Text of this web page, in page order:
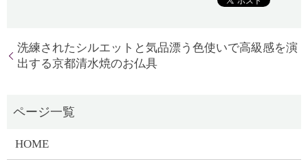
洗練されたシルエットと気品漂う色使いで高級感を演
出する京都清水焼のお仏具
HOME